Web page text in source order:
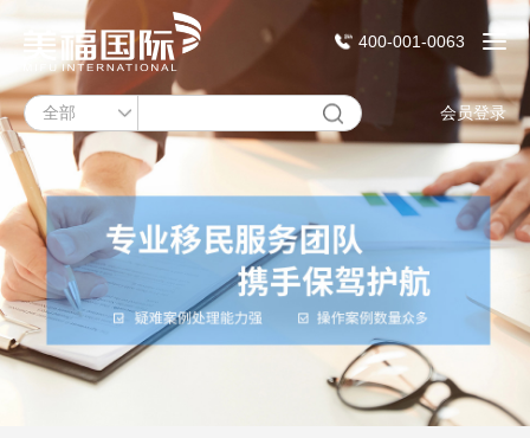
400-001-0063
会员登录